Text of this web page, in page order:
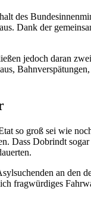
des
Dank der
jedoch daran
so groß sei wie
Dass Dobrindt
an den
fragwürdiges